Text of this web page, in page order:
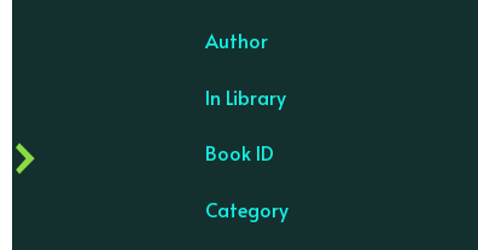
›
Author
In Library
Book ID
Category